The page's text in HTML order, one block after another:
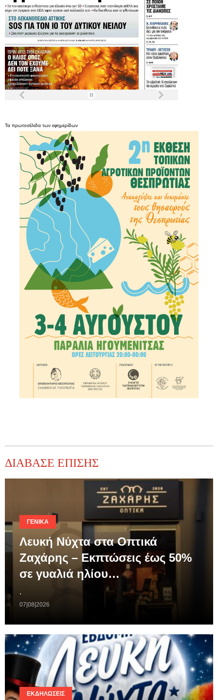
Τα πρωτοσέλιδα των εφημερίδων
ΔΙΑΒΑΣΕ ΕΠΙΣΗΣ
ΓΕΝΙΚΆ
Λευκή Νύχτα στα Οπτικά
Ζαχάρης – Εκπτώσεις έως 50%
σε γυαλιά ηλίου…
.
07|08|2026
ΕΚΔΗΛΏΣΕΙΣ